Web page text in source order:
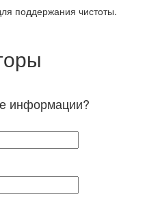
поддержания чистоты.
информации?